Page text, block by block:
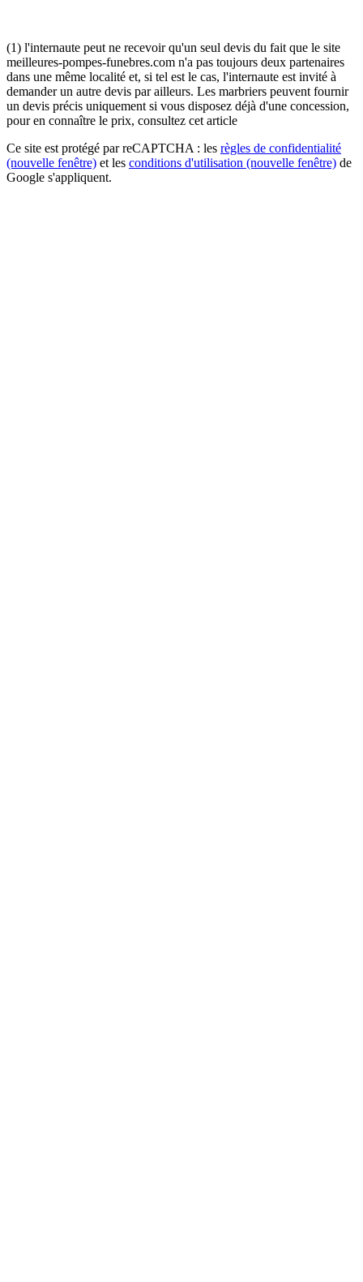
(1) l'internaute peut ne recevoir qu'un seul devis du fait que le site
meilleures-pompes-funebres.com n'a pas toujours deux partenaires
dans une même localité et, si tel est le cas, l'internaute est invité à
demander un autre devis par ailleurs. Les marbriers peuvent fournir
un devis précis uniquement si vous disposez déjà d'une concession,
pour en connaître le prix, consultez cet article
Ce site est protégé par reCAPTCHA : les règles de confidentialité
(nouvelle fenêtre) et les conditions d'utilisation (nouvelle fenêtre) de
Google s'appliquent.